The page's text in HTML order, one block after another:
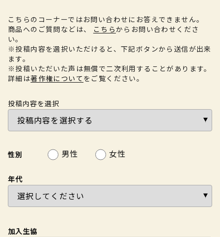
こちらのコーナーではお問い合わせにお答えできません。
商品へのご質問などは、
こちらからお問い合わせくださ
い。
※投稿内容を選択いただけると、下記ボタンから送信が出来
ます。
※投稿いただいた声は無償で二次利用することがあります。
詳細は著作権について をご覧ください。
投稿内容を選択
性別 男性 女性
年代
加入生協